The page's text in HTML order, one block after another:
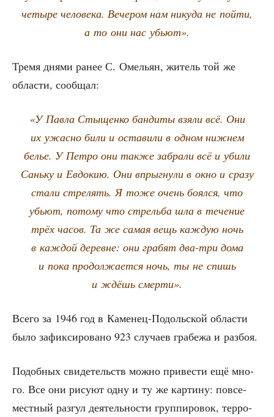
четы­ре чело­ве­ка. Вече­ром нам нику­да не пой­ти,
а то они нас убьют».
Тре­мя дня­ми ранее С. Оме­льян, житель той же
обла­сти, сообщал:
«У Пав­ла Сты­щен­ко бан­ди­ты взя­ли всё. Они
их ужас­но били и оста­ви­ли в одном ниж­нем
белье. У Пет­ро они так­же забра­ли всё и уби­ли
Сань­ку и Евдо­кию. Они впрыг­ну­ли в окно и сра­зу
ста­ли стре­лять. Я тоже очень боял­ся, что
убьют, пото­му что стрель­ба шла в тече­ние
трёх часов. Та же самая вещь каж­дую ночь
в каж­дой деревне: они гра­бят два-три дома
и пока про­дол­жа­ет­ся ночь, ты не спишь
и ждёшь смерти».
Все­го за 1946 год в Каме­нец-Подоль­ской обла­сти
было зафик­си­ро­ва­но 923 слу­ча­ев гра­бе­жа и разбоя.
Подоб­ных сви­де­тельств мож­но при­ве­сти ещё мно­
го. Все они рису­ют одну и ту же кар­ти­ну: повсе­
мест­ный раз­гул дея­тель­но­сти груп­пи­ро­вок, тер­ро­